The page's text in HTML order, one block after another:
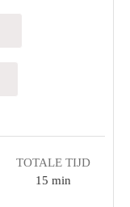
TOTALE TIJD
15 min